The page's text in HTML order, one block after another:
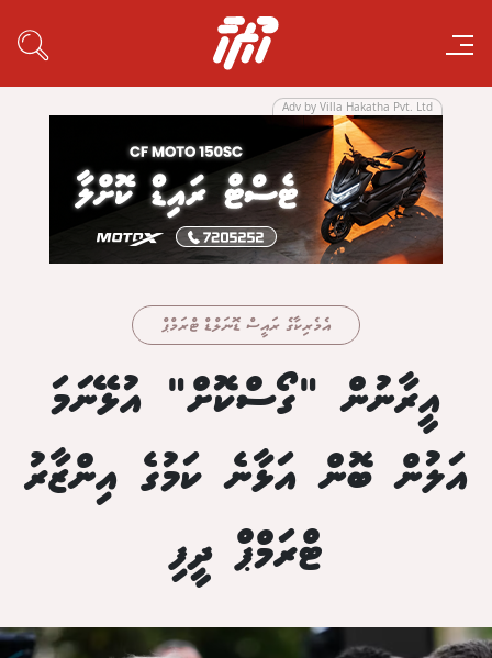
Adv by Villa Hakatha Pvt. Ltd
އެމެރިކާގެ ރައީސް ޑޮނަލްޑް ޓްރަމްޕް
އީރާނުން "ގޯސްކޮށް" އުޅޭނަމަ
އަލުން ބޮން އަޅާނެ ކަމުގެ އިންޒާރު
ޓްރަމްޕް ދީފި